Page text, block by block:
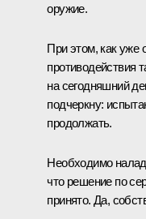
оружие.
При этом, как уже
противодействия
на сегодняшний
подчеркну:
продолжать.
Необходимо
что решение по
принято. Да,